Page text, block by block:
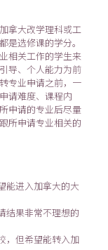
拿大改学理科或工
是选修课的学分。
相关工作的学生来
导、个人能力为前
专业申请之前，一
请难度、课程内
申请的专业后尽量
所申请专业相关的
能进入加拿大的大
结果非常不理想的
，但希望能转入加